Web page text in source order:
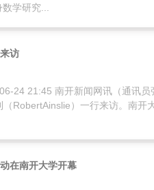
数学研究...
访
24 21:45 南开新闻网讯（通讯
RobertAinslie）一行来访。南开
在南开大学开幕